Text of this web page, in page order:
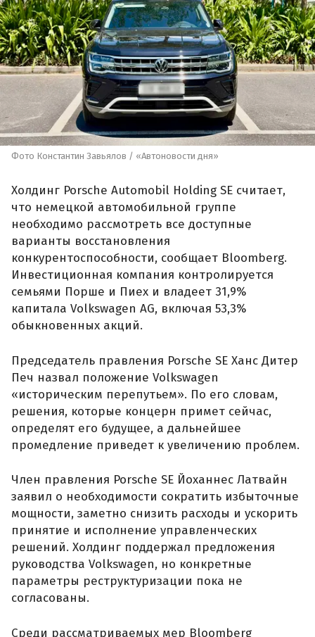
Фото Константин Завьялов / «Автоновости дня»
Холдинг Porsche Automobil Holding SE считает,
что немецкой автомобильной группе
необходимо рассмотреть все доступные
варианты восстановления
конкурентоспособности, сообщает Bloomberg.
Инвестиционная компания контролируется
семьями Порше и Пиех и владеет 31,9%
капитала Volkswagen AG, включая 53,3%
обыкновенных акций.
Председатель правления Porsche SE Ханс Дитер
Печ назвал положение Volkswagen
«историческим перепутьем». По его словам,
решения, которые концерн примет сейчас,
определят его будущее, а дальнейшее
промедление приведет к увеличению проблем.
Член правления Porsche SE Йоханнес Латвайн
заявил о необходимости сократить избыточные
мощности, заметно снизить расходы и ускорить
принятие и исполнение управленческих
решений. Холдинг поддержал предложения
руководства Volkswagen, но конкретные
параметры реструктуризации пока не
согласованы.
Среди рассматриваемых мер Bloomberg